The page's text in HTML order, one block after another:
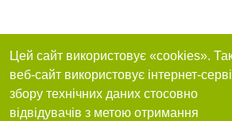
Цей сайт використовує «cookies».
веб-сайт використовує інтернет-
збору технічних даних стосовно
відвідувачів з метою отримання